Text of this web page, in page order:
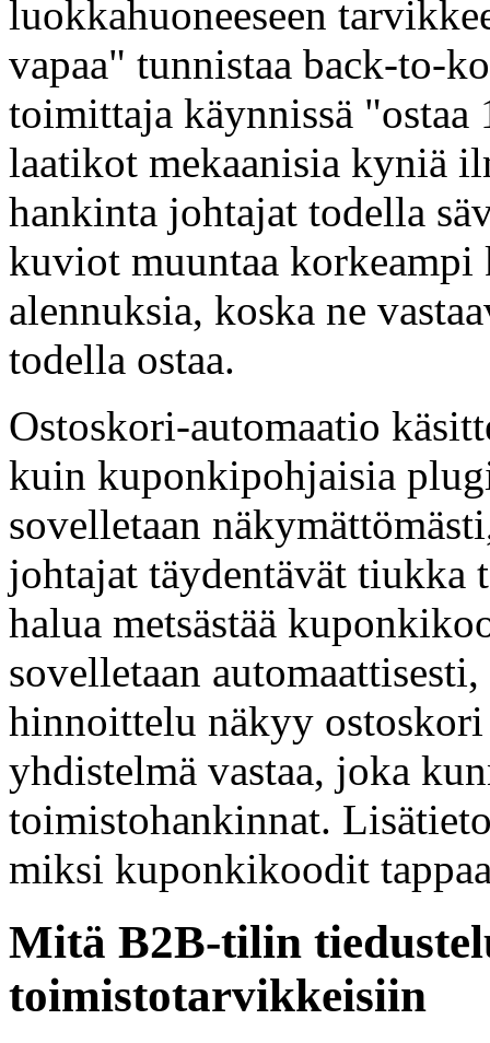
luokkahuoneeseen
vapaa" tunnistaa back-to-
toimittaja käynnissä "ostaa
laatikot mekaanisia kyniä
hankinta johtajat todella
kuviot muuntaa
alennuksia, koska ne
todella ostaa.
Ostoskori-automaatio
kuin kuponkipohjaisia
sovelletaan
johtajat täydentävät tiukka
halua metsästää
sovelletaan
hinnoittelu näkyy
yhdistelmä vastaa, joka
toimistohankinnat.
miksi kuponkikoodit
Mitä B2B-tilin
toimistotarvikkeisiin